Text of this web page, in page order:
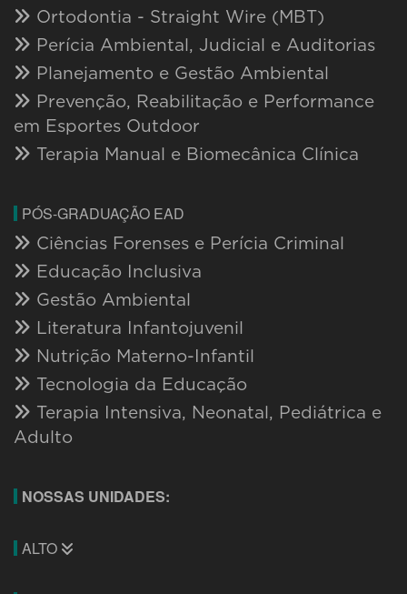
Ortodontia - Straight Wire (MBT)
Perícia Ambiental, Judicial e Auditorias
Planejamento e Gestão Ambiental
Prevenção, Reabilitação e Performance
em Esportes Outdoor
Terapia Manual e Biomecânica Clínica
PÓS-GRADUAÇÃO EAD
Ciências Forenses e Perícia Criminal
Educação Inclusiva
Gestão Ambiental
Literatura Infantojuvenil
Nutrição Materno-Infantil
Tecnologia da Educação
Terapia Intensiva, Neonatal, Pediátrica e
Adulto
NOSSAS UNIDADES:
ALTO